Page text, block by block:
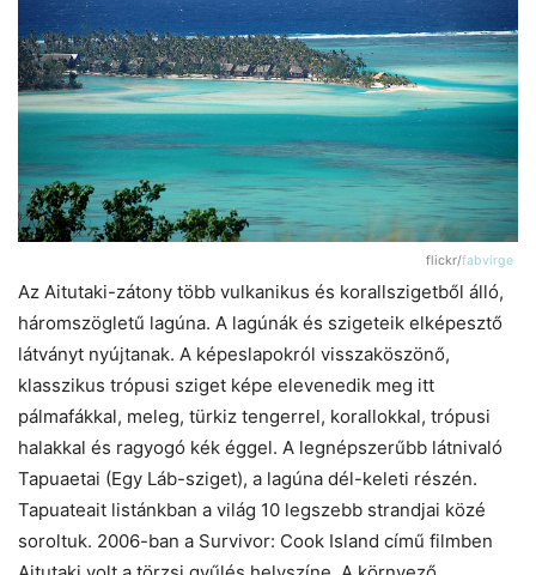
flickr/fabvirge
Az Aitutaki-zátony több vulkanikus és korallszigetből álló,
háromszögletű lagúna. A lagúnák és szigeteik elképesztő
látványt nyújtanak. A képeslapokról visszaköszönő,
klasszikus trópusi sziget képe elevenedik meg itt
pálmafákkal, meleg, türkiz tengerrel, korallokkal, trópusi
halakkal és ragyogó kék éggel. A legnépszerűbb látnivaló
Tapuaetai (Egy Láb-sziget), a lagúna dél-keleti részén.
Tapuateait listánkban a világ 10 legszebb strandjai közé
soroltuk. 2006-ban a Survivor: Cook Island című filmben